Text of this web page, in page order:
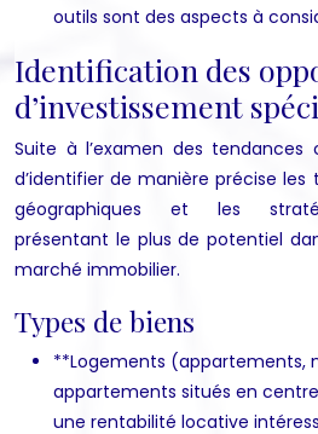
outils sont des aspects à
Identification des
d’investissement
Suite à l’examen des
d’identifier de manière précise les
géographiques et les
présentant le plus de potentiel
marché immobilier.
Types de biens
**Logements (appartements,
appartements situés en
une rentabilité locative